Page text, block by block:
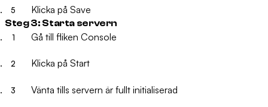
Klicka på Save
Steg 3: Starta servern
Gå till fliken Console
Klicka på Start
Vänta tills servern är fullt initialiserad